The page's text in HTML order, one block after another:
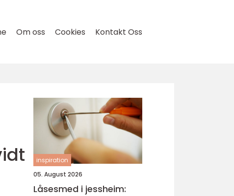
Om oss Cookies Kontakt Oss
inspiration
05. August 2026
Låsesmed i jessheim: